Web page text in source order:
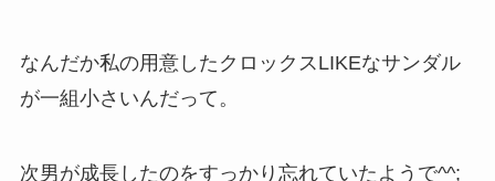
なんだか私の用意したクロックスLIKEなサンダル
が一組小さいんだって。
次男が成長したのをすっかり忘れていたようで^^;